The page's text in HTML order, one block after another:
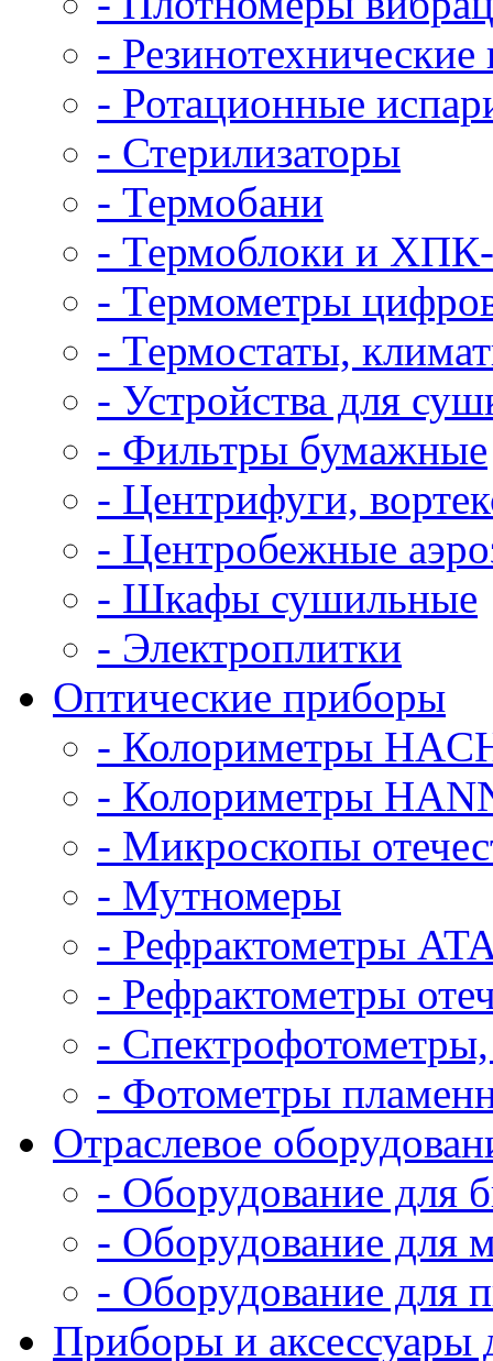
- Резинотехнические
- Ротационные
- Стерилизаторы
- Термобани
- Термоблоки и
- Термометры
- Термостаты,
- Устройства для
- Фильтры бумажные
- Центрифуги,
- Центробежные
- Шкафы сушильные
- Электроплитки
Оптические приборы
- Колориметры
- Колориметры
- Микроскопы
- Мутномеры
- Рефрактометры
- Рефрактометры
-
- Фотометры
Отраслевое
- Оборудование для
- Оборудование для
- Оборудование для
Приборы и аксессуары